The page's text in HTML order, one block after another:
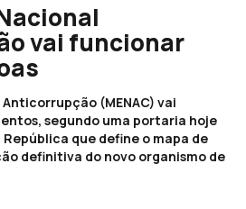
vai funcionar
(MENAC) vai
segundo uma portaria hoje
que define o mapa de
definitiva do novo organismo de